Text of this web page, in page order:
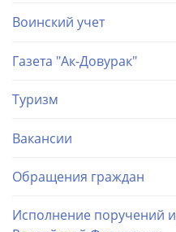
Воинский учет
Газета "Ак-Довурак"
Туризм
Вакансии
Обращения граждан
Исполнение поручений